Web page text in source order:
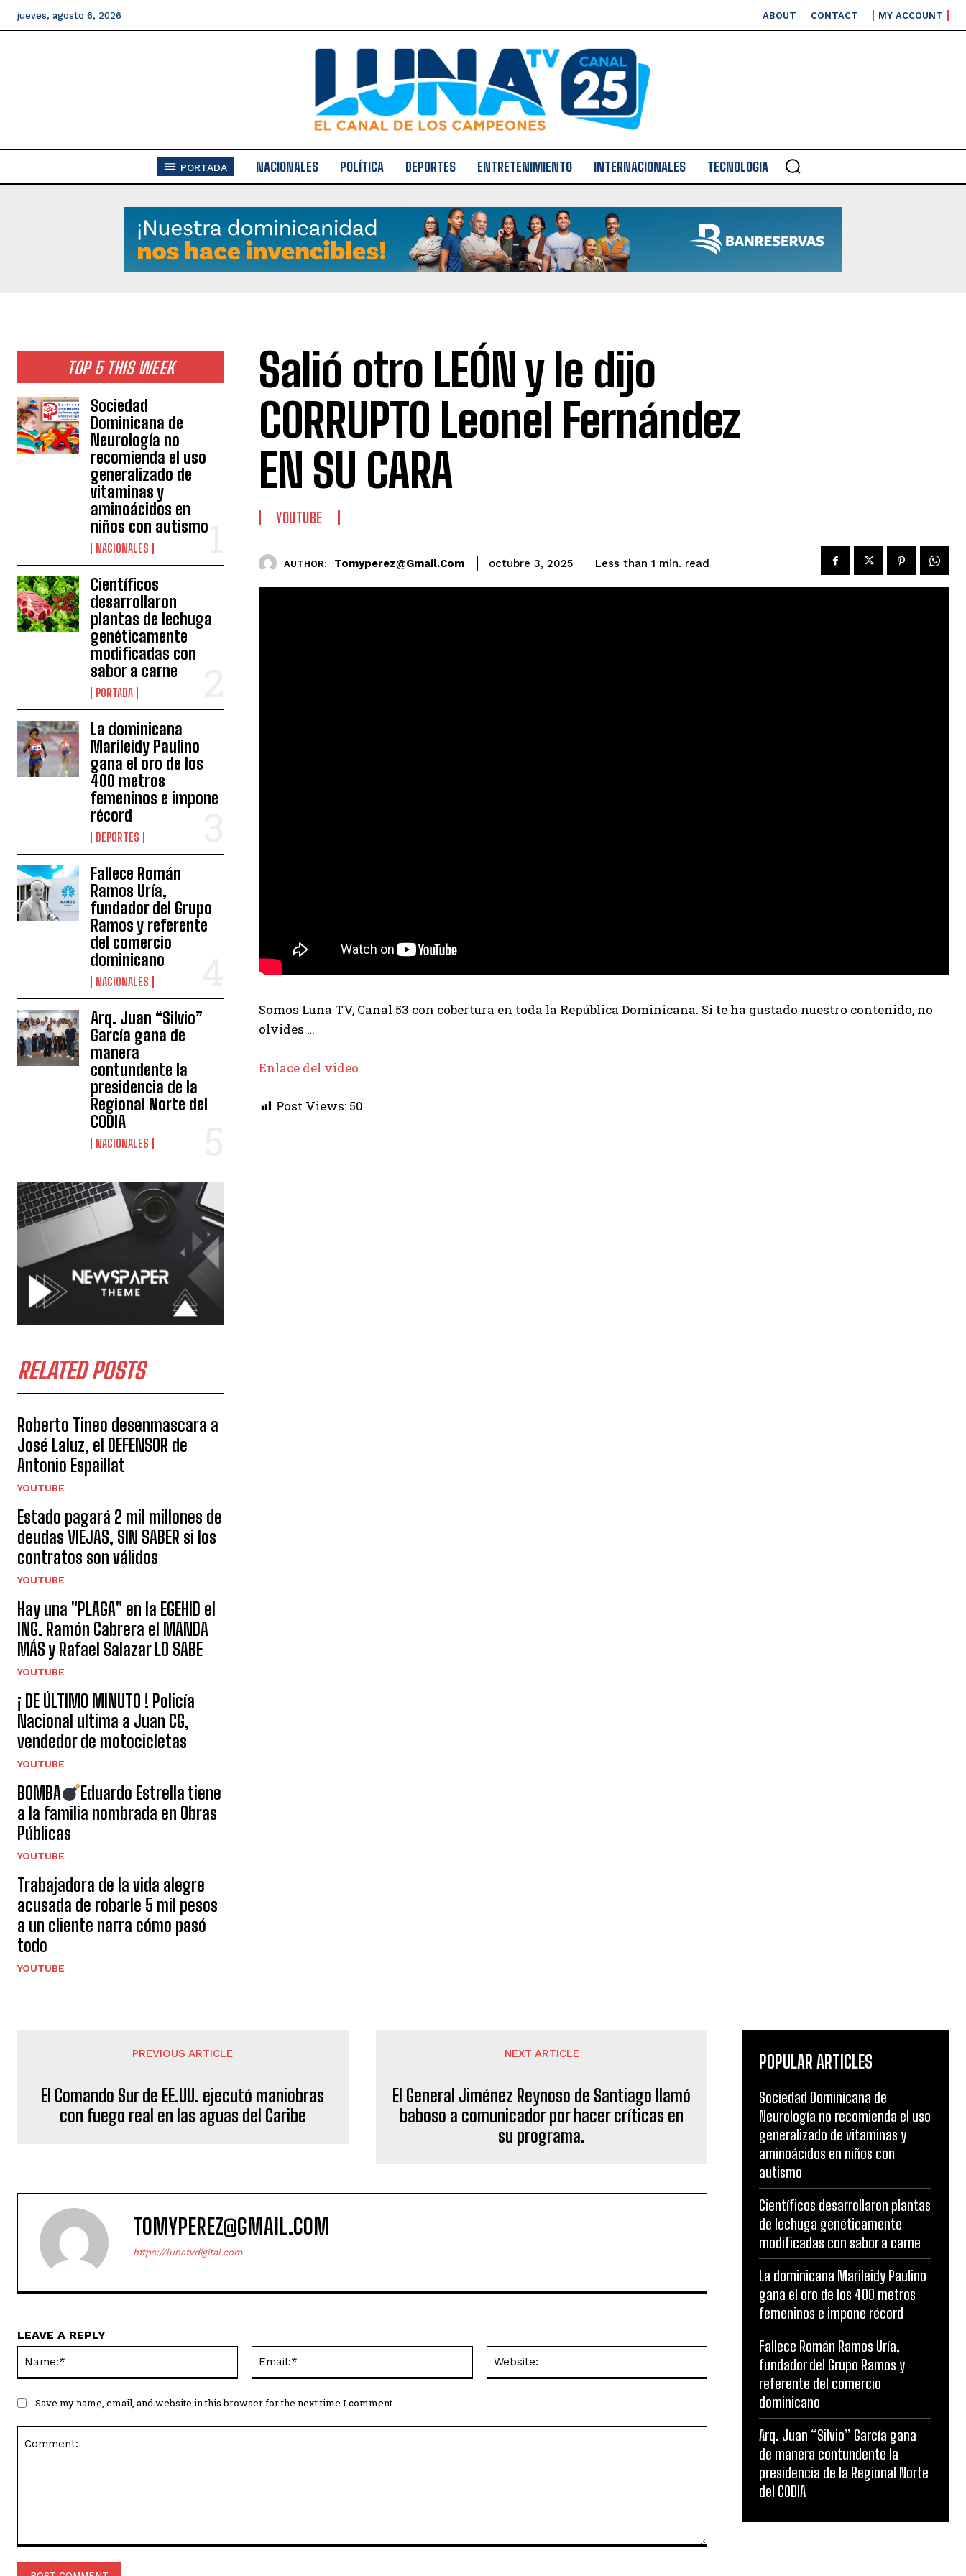
jueves, agosto 6, 2026 ABOUT CONTACT MY ACCOUNT
PORTADA NACIONALES POLÍTICA DEPORTES ENTRETENIMIENTO INTERNACIONALES TECNOLOGIA
TOP 5 THIS WEEK
Sociedad
Dominicana de
Neurología no
recomienda el uso
generalizado de
vitaminas y
aminoácidos en
niños con autismo
NACIONALES
Científicos
desarrollaron
plantas de lechuga
genéticamente
modificadas con
sabor a carne
PORTADA
La dominicana
Marileidy Paulino
gana el oro de los
400 metros
femeninos e impone
récord
DEPORTES
Fallece Román
Ramos Uría,
fundador del Grupo
Ramos y referente
del comercio
dominicano
NACIONALES
Arq. Juan “Silvio”
García gana de
manera
contundente la
presidencia de la
Regional Norte del
CODIA
NACIONALES
RELATED POSTS
Roberto Tineo desenmascara a
José Laluz, el DEFENSOR de
Antonio Espaillat
YOUTUBE
Estado pagará 2 mil millones de
deudas VIEJAS, SIN SABER si los
contratos son válidos
YOUTUBE
Hay una "PLAGA" en la EGEHID el
ING. Ramón Cabrera el MANDA
MÁS y Rafael Salazar LO SABE
YOUTUBE
¡ DE ÚLTIMO MINUTO ! Policía
Nacional ultima a Juan CG,
vendedor de motocicletas
YOUTUBE
BOMBA
Eduardo Estrella tiene
a la familia nombrada en Obras
Públicas
YOUTUBE
Trabajadora de la vida alegre
acusada de robarle 5 mil pesos
a un cliente narra cómo pasó
todo
YOUTUBE
Salió otro LEÓN y le dijo
CORRUPTO Leonel Fernández
EN SU CARA
YOUTUBE
AUTHOR: Tomyperez@gmail.com octubre 3, 2025 Less than 1 min. read
Somos Luna TV, Canal 53 con cobertura en toda la República Dominicana. Si te ha gustado nuestro contenido, no
olvides …
Enlace del video
Post Views: 50
PREVIOUS ARTICLE
El Comando Sur de EE.UU. ejecutó maniobras
con fuego real en las aguas del Caribe
NEXT ARTICLE
El General Jiménez Reynoso de Santiago llamó
baboso a comunicador por hacer críticas en
su programa.
TOMYPEREZ@GMAIL.COM
https://lunatvdigital.com
LEAVE A REPLY
Save my name, email, and website in this browser for the next time I comment.
POPULAR ARTICLES
Sociedad Dominicana de
Neurología no recomienda el uso
generalizado de vitaminas y
aminoácidos en niños con
autismo
Científicos desarrollaron plantas
de lechuga genéticamente
modificadas con sabor a carne
La dominicana Marileidy Paulino
gana el oro de los 400 metros
femeninos e impone récord
Fallece Román Ramos Uría,
fundador del Grupo Ramos y
referente del comercio
dominicano
Arq. Juan “Silvio” García gana
de manera contundente la
presidencia de la Regional Norte
del CODIA